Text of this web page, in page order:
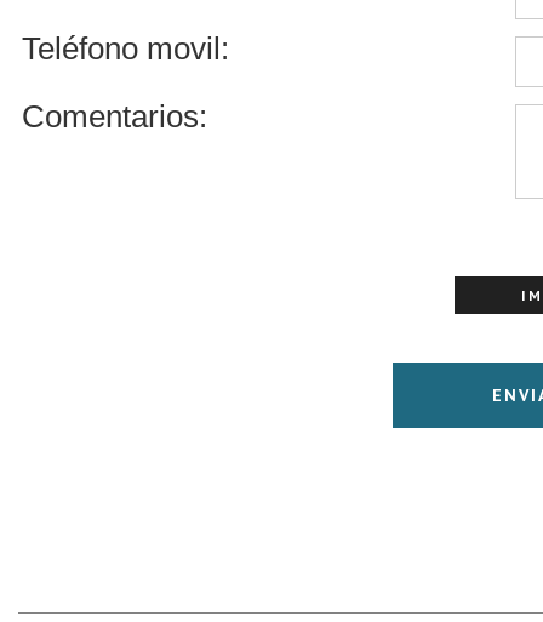
Teléfono movil:
Comentarios: